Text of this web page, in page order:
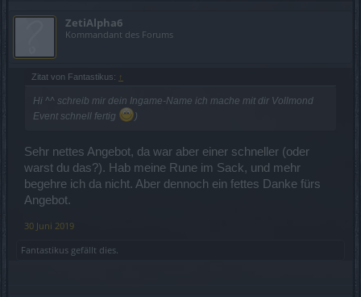
ZetiAlpha6
Kommandant des Forums
Zitat von Fantastikus: ↑
Hi ^^ schreib mir dein Ingame-Name ich mache mit dir Vollmond
Event schnell fertig
)
Sehr nettes Angebot, da war aber einer schneller (oder
warst du das?). Hab meine Rune im Sack, und mehr
begehre ich da nicht. Aber dennoch ein fettes Danke fürs
Angebot.
30 Juni 2019
Fantastikus gefällt dies.